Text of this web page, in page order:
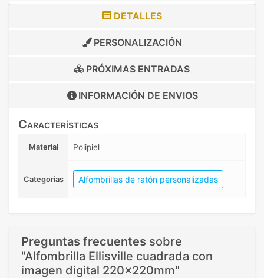
DETALLES
PERSONALIZACIÓN
PRÓXIMAS ENTRADAS
INFORMACIÓN DE ENVIOS
Características
Material Polipiel
Categorias Alfombrillas de ratón personalizadas
Preguntas frecuentes sobre
"Alfombrilla Ellisville cuadrada con
imagen digital 220x220mm"